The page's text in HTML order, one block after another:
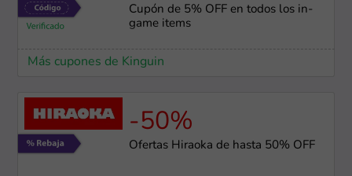
Cupón de 5% OFF en todos los in-
game items
Más cupones de Kinguin
-50%
Ofertas Hiraoka de hasta 50% OFF